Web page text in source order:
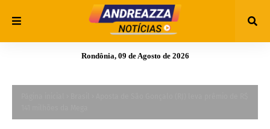
Rondônia, 09 de Agosto de 2026